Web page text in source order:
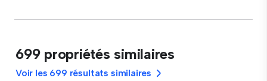
699 propriétés similaires
Voir les 699 résultats similaires